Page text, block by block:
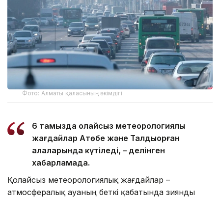
Фото: Алматы қаласының әкімдігі
6 тамызда қолайсыз метеорологиялық
жағдайлар Ақтөбе және Талдықорған
қалаларында күтіледі, – делінген
хабарламада.
Қолайсыз метеорологиялық жағдайлар –
атмосфералық ауаның беткі қабатында зиянды